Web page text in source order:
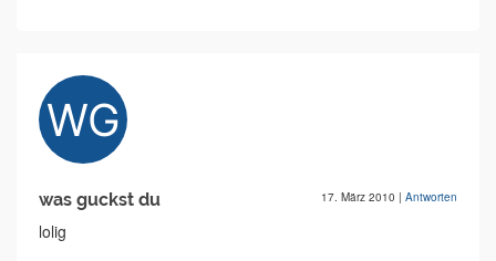
was guckst du 17. März 2010 | Antworten
lolig